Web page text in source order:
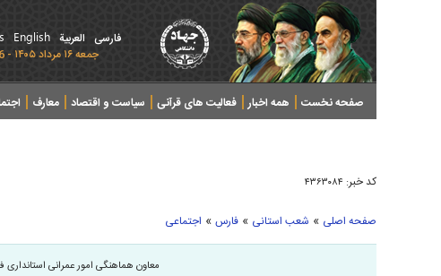
فارسی العربیة English
جمعه ۱۶ مرداد ۱۴۰۵ - 2026 August 07
صفحه نخست همه اخبار فعالیت های قرآنی سیاست و اقتصاد معارف
کد خبر: ۴۳۶۳۰۸۴
صفحه اصلی » شعب استانی » فارس » اجتماعی
معاون هماهنگی امور عمرانی استانداری